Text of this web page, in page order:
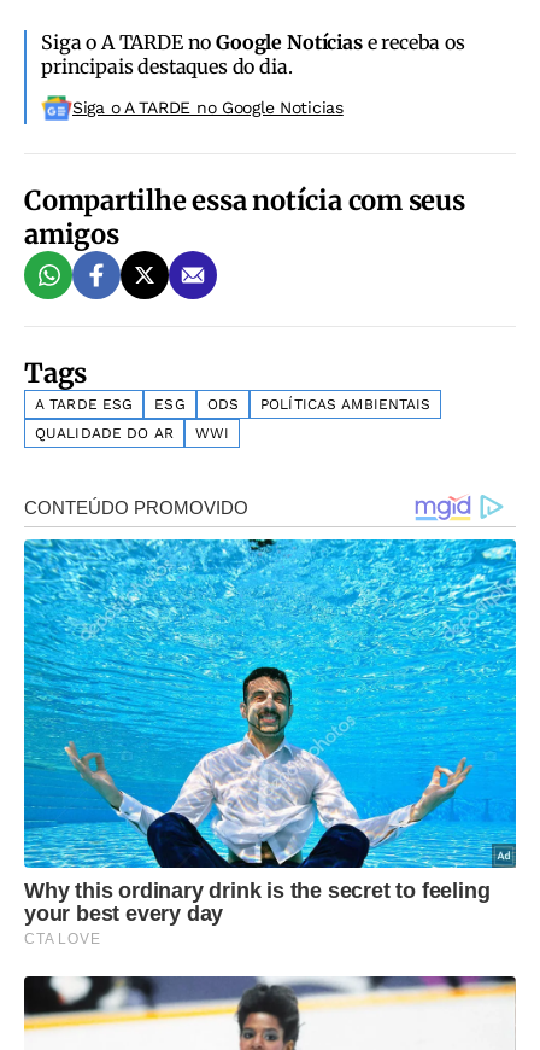
Siga o A TARDE noGoogle Notíciase receba os
principais destaques do dia.
Siga o A TARDE no Google Noticias
Compartilhe essa notícia com seus
amigos
Tags
A TARDE ESG ESG ODS
POLÍTICAS AMBIENTAIS
QUALIDADE DO AR
WWI